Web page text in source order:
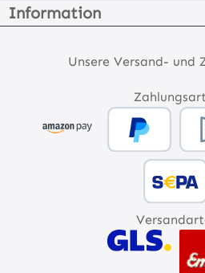
Information
Unsere Versand- und